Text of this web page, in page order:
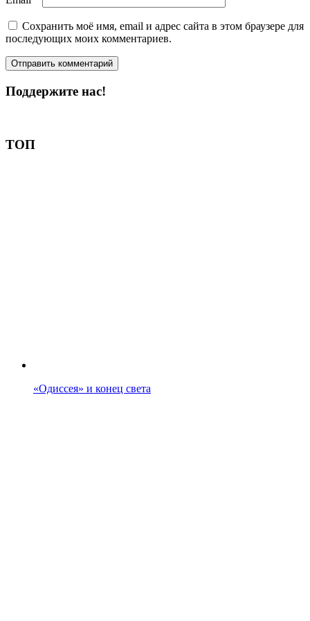
Сохранить моё имя, email и адрес сайта в этом браузере для
последующих моих комментариев.
Поддержите нас!
ТОП
«Одиссея» и конец света